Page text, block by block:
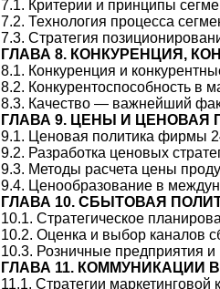
7.1. Критерии и принципы
7.2. Технология процесса
7.3. Стратегия
ГЛАВА 8. КОНКУРЕНЦИЯ,
8.1. Конкуренция и
8.2. Конкурентоспособность в
8.3. Качество — важнейший
ГЛАВА 9. ЦЕНЫ И ЦЕНОВАЯ
9.1. Ценовая политика фирмы
9.2. Разработка ценовых
9.3. Методы расчета цены
9.4. Ценообразование в
ГЛАВА 10. СБЫТОВАЯ
10.1. Стратегическое
10.2. Оценка и выбор каналов
10.3. Розничные предприятия
ГЛАВА 11. КОММУНИКАЦИИ
11.1. Стратегии маркетинговой